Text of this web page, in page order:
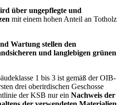
über ungepflegte und
mit einem hohen Anteil an Totholz
Wartung stellen den
und langlebigen grünen
1 bis 3 ist gemäß der OIB-
drei oberirdischen Geschosse
der KSB nur ein Nachweis der